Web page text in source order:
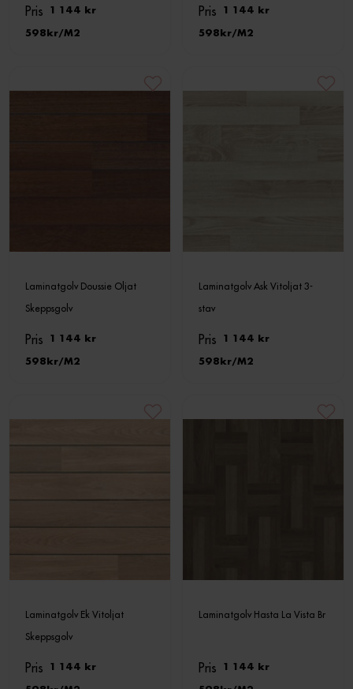
Pris 1 144 kr
598 M2
Pris 1 144 kr
598 M2
Laminatgolv Doussie Oljat
Skeppsgolv
Pris 1 144 kr
598 M2
Laminatgolv Ask Vitoljat 3-
stav
Pris 1 144 kr
598 M2
Laminatgolv Ek Vitoljat
Skeppsgolv
Pris 1 144 kr
Laminatgolv Hasta La Vista Br
Pris 1 144 kr